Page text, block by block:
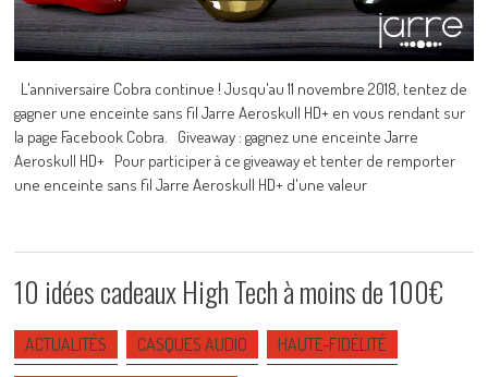
L'anniversaire Cobra continue ! Jusqu'au 11 novembre 2018, tentez de
gagner une enceinte sans fil Jarre Aeroskull HD+ en vous rendant sur
la page Facebook Cobra. Giveaway : gagnez une enceinte Jarre
Aeroskull HD+ Pour participer à ce giveaway et tenter de remporter
une enceinte sans fil Jarre Aeroskull HD+ d'une valeur
10 idées cadeaux High Tech à moins de 100€
ACTUALITÉS CASQUES AUDIO HAUTE-FIDÉLITÉ